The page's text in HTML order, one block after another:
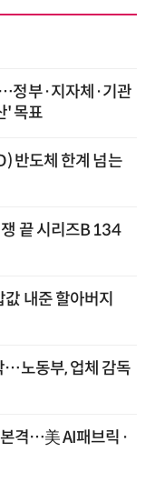
정부·지자체·기관
' 목표
반도체 한계 넘는
끝 시리즈B 134
내준 할아버지
…노동부, 업체 감독
격…美 AI패브릭·